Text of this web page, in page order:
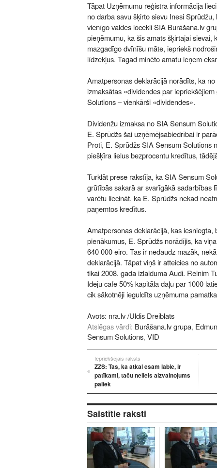
Tāpat Uzņēmumu reģistra informācija
no darba savu šķirto sievu Inesi
vienīgo valdes locekli SIA Burāšana.lv
pieņēmumu, ka šis amats šķirtajai sievai,
mazgadīgo dvīnīšu māte, iepriekš
līdzekļus. Tagad minēto amatu ieņem
Amatpersonas deklarācijā norādīts, ka
izmaksātas «dividendes par
Solutions – vienkārši «dividendes».
Dividenžu izmaksa no SIA Sensum
E. Sprūdžs šai uzņēmējsabiedrībai ir
Proti, E. Sprūdžs SIA Sensum Solutions
piešķīra lielus bezprocentu kredītus,
Turklāt prese rakstīja, ka SIA Sensum
grūtībās sakarā ar svarīgākā sadarbības
varētu liecināt, ka E. Sprūdžs nekad
paņemtos kredītus.
Amatpersonas deklarācijā, kas iesniegta,
pienākumus, E. Sprūdžs norādījis, ka
640 000 eiro. Tas ir nedaudz mazāk,
deklarācijā. Tāpat viņš ir atteicies no
tikai 2008. gada izlaiduma Audi. Reinim
Ideju cafe 50% kapitāla daļu par 1000
cik sākotnēji ieguldīts uzņēmuma
Avots: nra.lv/Uldis Dreiblats
Atslēgas vārdi: Burāšana.lv grupa,
Sensum Solutions, VID
Iepriekšējais raksts
ZZS: Tas, ka atkal esam labie, ir
patīkami, taču neliels aizvainojums
paliek
Saistītie raksti